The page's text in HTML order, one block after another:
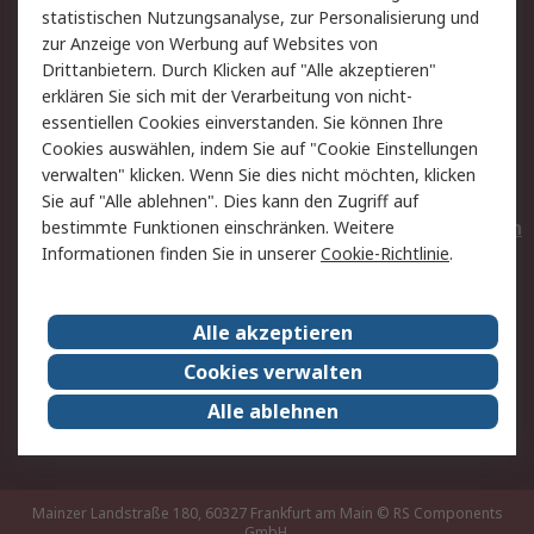
Hilfe
Privatkunden
Rechtliches
AGB
Datenschutz
Cookie-Richtlinie
Zahlungsbedingungen
Copyright/Impressum
Entsorgung
Elektrogeräte/Batterien
RS weltweit
Karriere bei RS
Nachhaltigkeit
Qualität/Umwelt/ZertifikatePresse-Center
Event-Center
Mainzer Landstraße 180, 60327 Frankfurt am Main © RS Components
statistischen Nutzungsanalyse, zur Personalisierung und
zur Anzeige von Werbung auf Websites von
Drittanbietern. Durch Klicken auf "Alle akzeptieren"
erklären Sie sich mit der Verarbeitung von nicht-
essentiellen Cookies einverstanden. Sie können Ihre
Cookies auswählen, indem Sie auf "Cookie Einstellungen
verwalten" klicken. Wenn Sie dies nicht möchten, klicken
Sie auf "Alle ablehnen". Dies kann den Zugriff auf
bestimmte Funktionen einschränken. Weitere
Informationen finden Sie in unsererCookie-Richtlinie.
Alle akzeptieren
Cookies verwalten
Alle ablehnen